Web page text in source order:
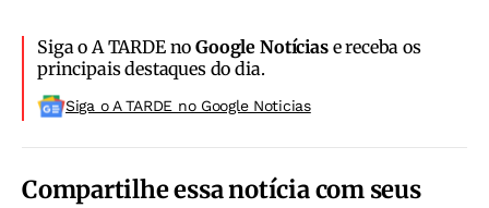
Siga o A TARDE noGoogle Notíciase receba os
principais destaques do dia.
Siga o A TARDE no Google Noticias
Compartilhe essa notícia com seus